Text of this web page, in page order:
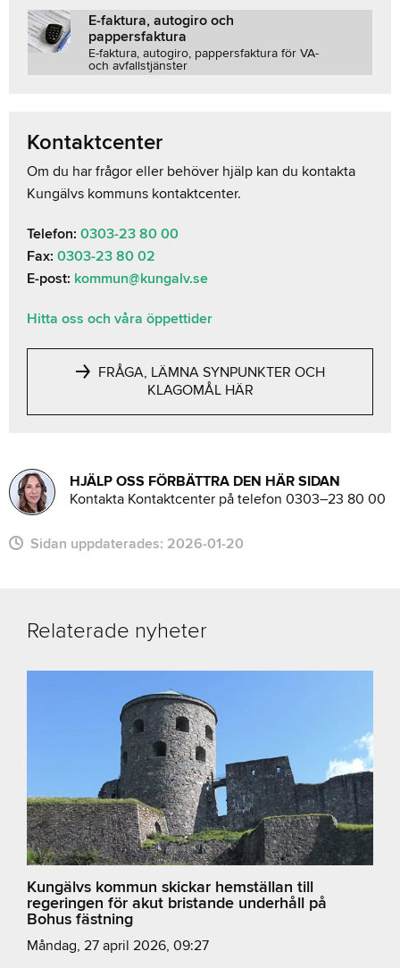
E-faktura, autogiro och
pappersfaktura
E-faktura, autogiro, pappersfaktura för VA-
och avfallstjänster
Kontaktcenter
Om du har frågor eller behöver hjälp kan du kontakta
Kungälvs kommuns kontaktcenter.
Telefon: 0303-23 80 00
Fax: 0303-23 80 02
E-post: kommun@kungalv.se
Hitta oss och våra öppettider
FRÅGA, LÄMNA SYNPUNKTER OCH
KLAGOMÅL HÄR
HJÄLP OSS FÖRBÄTTRA DEN HÄR SIDAN
Kontakta Kontaktcenter på telefon 0303–23 80 00
Sidan uppdaterades: 2026-01-20
Relaterade nyheter
Kungälvs kommun skickar hemställan till
regeringen för akut bristande underhåll på
Bohus fästning
måndag, 27 april 2026, 09:27